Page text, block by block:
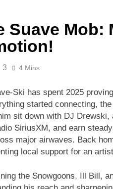
Suave Mob:
3 4 Mins
Ski has spent 2025
started connecting,
sit down with DJ Drewski,
SiriusXM, and earn
major airwaves. Back
local support for an
the Snowgoons, Ill Bill,